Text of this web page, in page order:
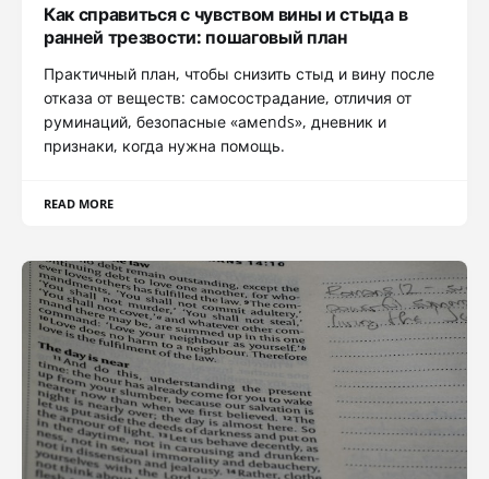
Как справиться с чувством вины и стыда в
ранней трезвости: пошаговый план
Практичный план, чтобы снизить стыд и вину после
отказа от веществ: самосострадание, отличия от
руминаций, безопасные «амends», дневник и
признаки, когда нужна помощь.
READ MORE